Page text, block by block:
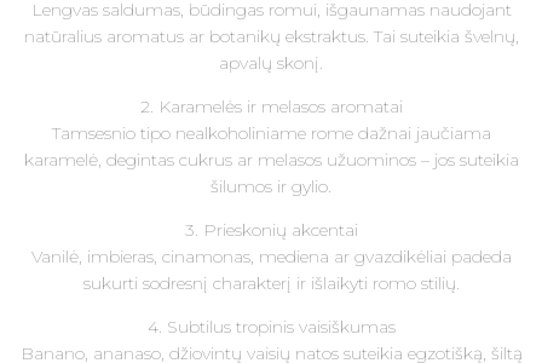
Lengvas saldumas, būdingas romui, išgaunamas naudojant
natūralius aromatus ar botanikų ekstraktus. Tai suteikia švelnų,
apvalų skonį.
2. Karamelės ir melasos aromatai
Tamsesnio tipo nealkoholiniame rome dažnai jaučiama
karamelė, degintas cukrus ar melasos užuominos – jos suteikia
šilumos ir gylio.
3. Prieskonių akcentai
Vanilė, imbieras, cinamonas, mediena ar gvazdikėliai padeda
sukurti sodresnį charakterį ir išlaikyti romo stilių.
4. Subtilus tropinis vaisiškumas
Banano, ananaso, džiovintų vaisių natos suteikia egzotišką, šiltą